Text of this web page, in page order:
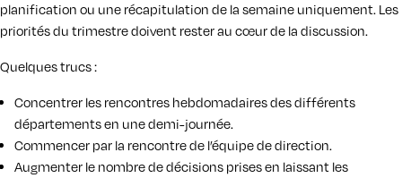
planification ou une récapitulation de la semaine uniquement. Les
priorités du trimestre doivent rester au cœur de la discussion.
Quelques trucs :
Concentrer les rencontres hebdomadaires des différents
départements en une demi-journée.
Commencer par la rencontre de l’équipe de direction.
Augmenter le nombre de décisions prises en laissant les